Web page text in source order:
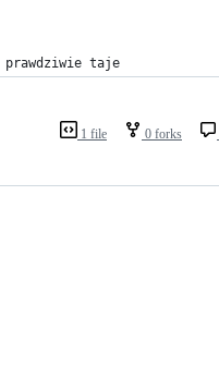
taje
1 file 0 forks